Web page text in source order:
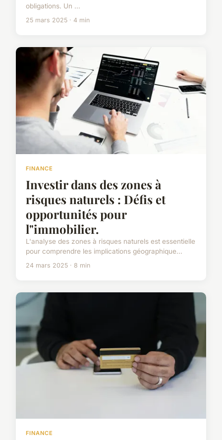
obligations. Un ...
25 mars 2025 · 4 min
FINANCE
Investir dans des zones à
risques naturels : Défis et
opportunités pour
l"immobilier.
L'analyse des zones à risques naturels est essentielle
pour comprendre les implications géographique...
24 mars 2025 · 8 min
FINANCE